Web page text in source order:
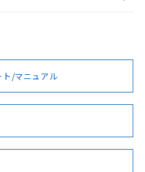
ン/会員登録
いただく前に、以下を必ずお読
例
例
ト/マニュアル